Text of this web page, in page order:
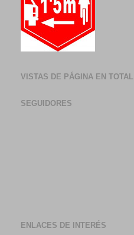
VISTAS DE PÁGINA EN TOTAL
SEGUIDORES
ENLACES DE INTERÉS